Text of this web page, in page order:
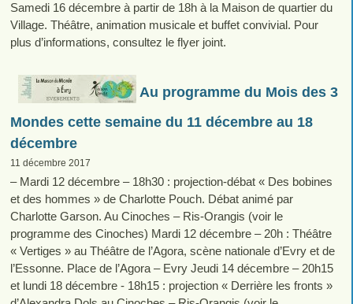
Samedi 16 décembre à partir de 18h à la Maison de quartier du
Village. Théâtre, animation musicale et buffet convivial. Pour
plus d’informations, consultez le flyer joint.
Au programme du Mois des 3
Mondes cette semaine du 11 décembre au 18
décembre
11 décembre 2017
– Mardi 12 décembre – 18h30 : projection-débat « Des bobines
et des hommes » de Charlotte Pouch. Débat animé par
Charlotte Garson. Au Cinoches – Ris-Orangis (voir le
programme des Cinoches) Mardi 12 décembre – 20h : Théâtre
« Vertiges » au Théâtre de l’Agora, scène nationale d’Evry et de
l’Essonne. Place de l’Agora – Evry Jeudi 14 décembre – 20h15
et lundi 18 décembre - 18h15 : projection « Derrière les fronts »